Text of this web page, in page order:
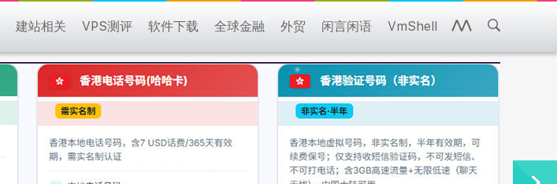
建站相关 VPS测评 软件下载 全球金融 外贸 闲言闲语 VmShell